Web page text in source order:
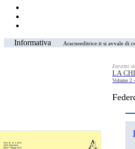
Informativa Aracneeditrice.it si avvale di
Estratto
LA
Volume 2